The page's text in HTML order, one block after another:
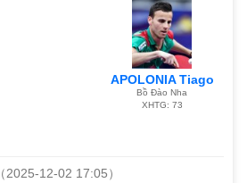
APOLONIA Tiago
Bồ Đào Nha
XHTG: 73
（2025-12-02 17:05）